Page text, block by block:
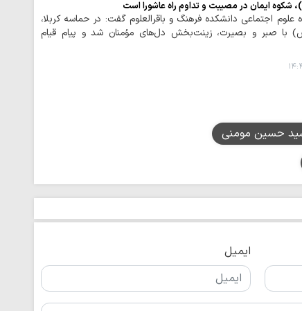
ایمان در مصیبت و تداوم راه عاشورا است
علوم اجتماعی دانشکده فرهنگ و باقرالعلوم گفت: در حماسه کربلا،
صبر و بصیرت، زینت‌بخش دل‌های مؤمنان شد و پیام قیام
حسین مومنی
ایمیل